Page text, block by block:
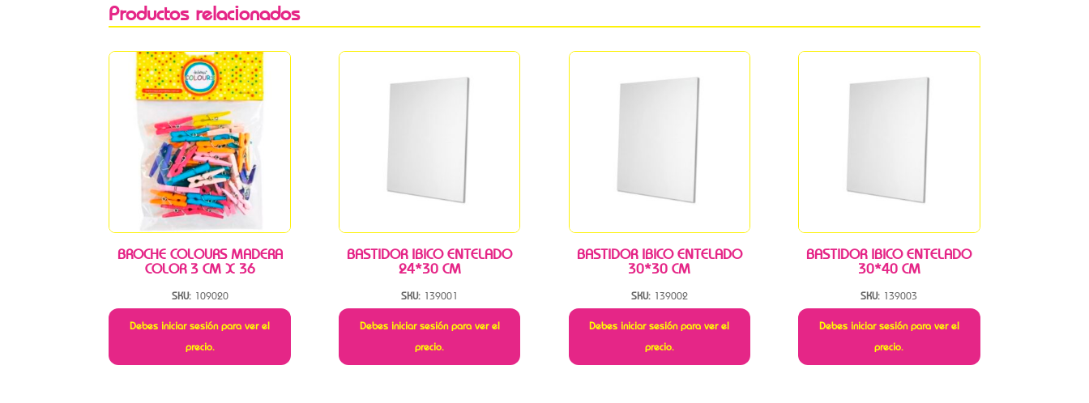
Productos relacionados
BROCHE COLOURS MADERA
COLOR 3 CM X 36
SKU: 109020
Debes iniciar sesión para ver el
precio.
BASTIDOR IBICO ENTELADO
24*30 CM
SKU: 139001
Debes iniciar sesión para ver el
precio.
BASTIDOR IBICO ENTELADO
30*30 CM
SKU: 139002
Debes iniciar sesión para ver el
precio.
BASTIDOR IBICO ENTELADO
30*40 CM
SKU: 139003
Debes iniciar sesión para ver el
precio.